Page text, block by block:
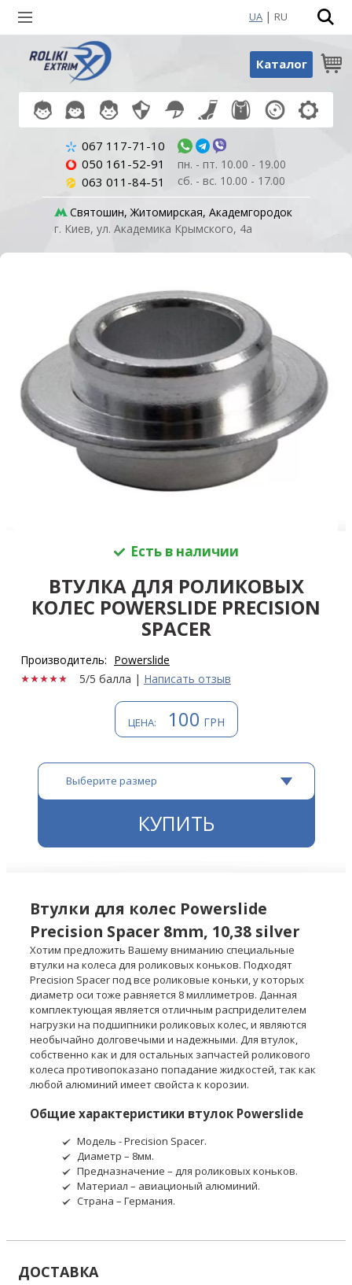
UA | RU
Каталог
067 117-71-10
050 161-52-91
063 011-84-51
пн. - пт. 10.00 - 19.00
сб. - вс. 10.00 - 17.00
Святошин, Житомирская, Академгородок
г. Киев, ул. Академика Крымского, 4а
Есть в наличии
ВТУЛКА ДЛЯ РОЛИКОВЫХ
КОЛЕС POWERSLIDE PRECISION
SPACER
Производитель: Powerslide
5/5 балла | Написать отзыв
ЦЕНА: 100 ГРН
Выберите размер
КУПИТЬ
Втулки для колес Powerslide
Precision Spacer 8mm, 10,38 silver
Хотим предложить Вашему вниманию специальные
втулки на колеса для роликовых коньков. Подходят
Precision Spacer под все роликовые коньки, у которых
диаметр оси тоже равняется 8 миллиметров. Данная
комплектующая является отличным расприделителем
нагрузки на подшипники роликовых колес, и являются
необычайно долговечыми и надежными. Для втулок,
собственно как и для остальных запчастей роликового
колеса противопоказано попадание жидкостей, так как
любой алюминий имеет свойста к корозии.
Общие характеристики втулок Powerslide
Модель - Precision Spacer.
Диаметр – 8мм.
Предназначение – для роликовых коньков.
Материал – авиационый алюминий.
Страна – Германия.
ДОСТАВКА